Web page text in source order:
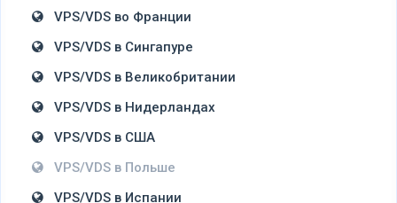
VPS/VDS во Франции
VPS/VDS в Сингапуре
VPS/VDS в Великобритании
VPS/VDS в Нидерландах
VPS/VDS в США
VPS/VDS в Польше
VPS/VDS в Испании